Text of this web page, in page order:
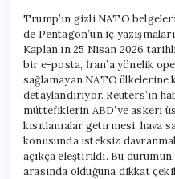
Trump’ın gizli NATO
de Pentagon’un iç
Kaplan’ın 25 Nisan 2026
bir e-posta, İran’a yönelik
sağlamayan NATO ülkelerine
detaylandırıyor. Reuters’ın
müttefiklerin ABD’ye askeri
kısıtlamalar getirmesi, hava
konusunda isteksiz
açıkça eleştirildi. Bu
arasında olduğuna dikkat